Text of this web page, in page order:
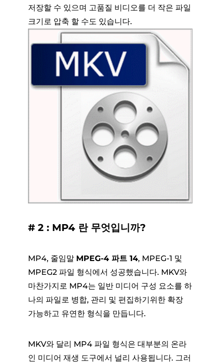
저장할 수 있으며 고품질 비디오를 더 작은 파일
크기로 압축 할 수도 있습니다.
# 2 : MP4 란 무엇입니까?
MP4, 줄임말 MPEG-4 파트 14, MPEG-1 및
MPEG2 파일 형식에서 성공했습니다. MKV와
마찬가지로 MP4는 일반 미디어 구성 요소를 하
나의 파일로 병합, 관리 및 편집하기위한 확장
가능하고 유연한 형식을 만듭니다.
MKV와 달리 MP4 파일 형식은 대부분의 온라
인 미디어 재생 도구에서 널리 사용됩니다. 그러